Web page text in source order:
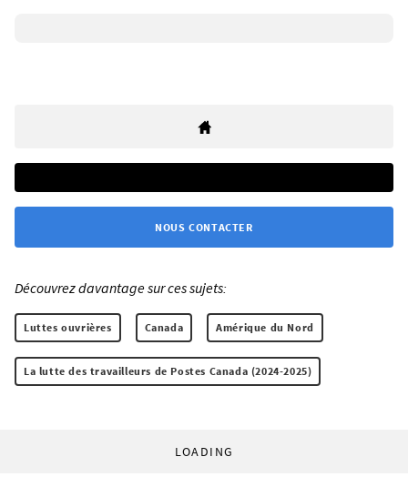
NOUS CONTACTER
Découvrez davantage sur ces sujets:
Luttes ouvrières Canada Amérique du Nord
La lutte des travailleurs de Postes Canada (2024-2025)
LOADING